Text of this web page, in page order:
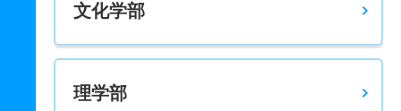
6人 8.70倍
健康スポーツ社会学科 一般 共テ 前期日程プラス
文化学部
理学部